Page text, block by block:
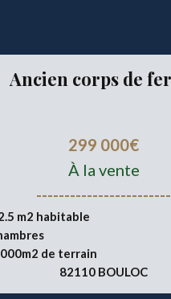
Ancien corps de
299 000€
À la vente
------------------------
m2 habitable
de terrain
82110 BOULOC